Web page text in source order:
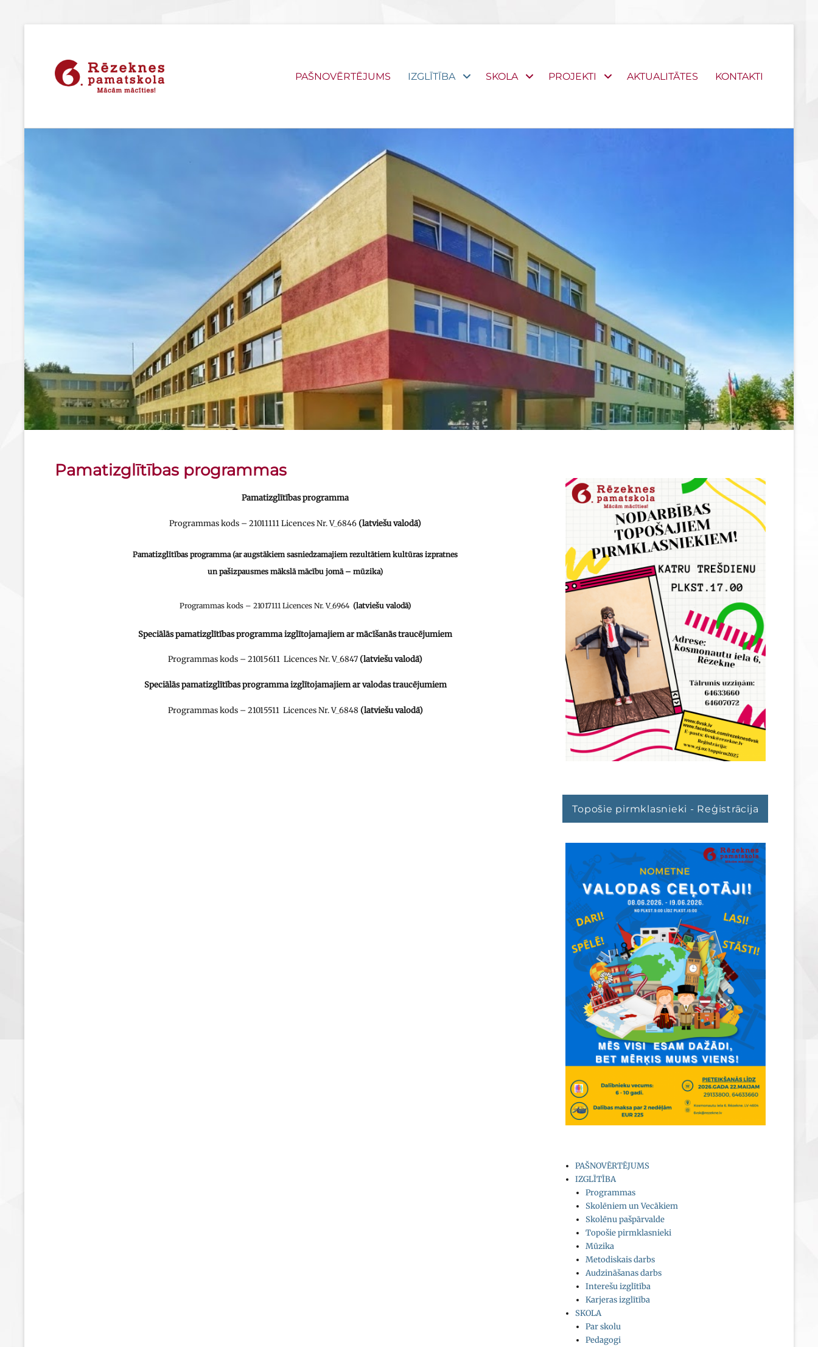
Primary
PAŠNOVĒRTĒJUMS IZGLĪTĪBA SKOLA PROJEKTI AKTUALITĀTES KONTAKTI
Pamatizglītības programmas
Pamatizglītības programma
Programmas kods – 21011111 Licences Nr. V_6846(latviešu valodā)
Pamatizglītības programma (ar augstākiem sasniedzamajiem rezultātiem kultūras izpratnes
un pašizpausmes mākslā mācību jomā – mūzika)
Programmas kods – 21017111 Licences Nr. V_6964(latviešu valodā)
Speciālās pamatizglītības programma izglītojamajiemar mācīšanās traucējumiem
Programmas kods – 21015611 Licences Nr. V_6847(latviešu valodā)
Speciālās pamatizglītības programma izglītojamajiem ar valodas traucējumiem
Programmas kods – 21015511 Licences Nr. V_6848 (latviešu valodā)
Topošie pirmklasnieki - Reģistrācija
PAŠNOVĒRTĒJUMS
IZGLĪTĪBA
Programmas
Skolēniem un Vecākiem
Skolēnu pašpārvalde
Topošie pirmklasnieki
Mūzika
Metodiskais darbs
Audzināšanas darbs
Interešu izglītība
Karjeras izglītība
SKOLA
Par skolu
Pedagogi